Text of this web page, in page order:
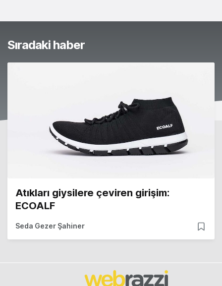
Sıradaki haber
Atıkları giysilere çeviren girişim:
ECOALF
Seda Gezer Şahiner